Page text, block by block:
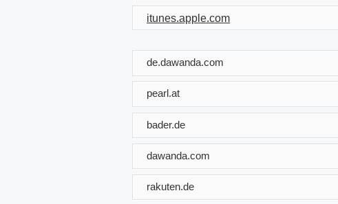
itunes.apple.com
de.dawanda.com
pearl.at
bader.de
dawanda.com
rakuten.de